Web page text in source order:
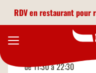
RDV en restaurant pour
BUFFALO GRILL
de 11:30 à 22:30